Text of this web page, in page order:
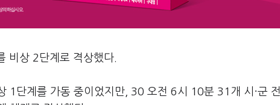
비상 2단계로 격상했다.
1단계를 가동 중이었지만, 30 오전 6시 10분 31개 시·군 전